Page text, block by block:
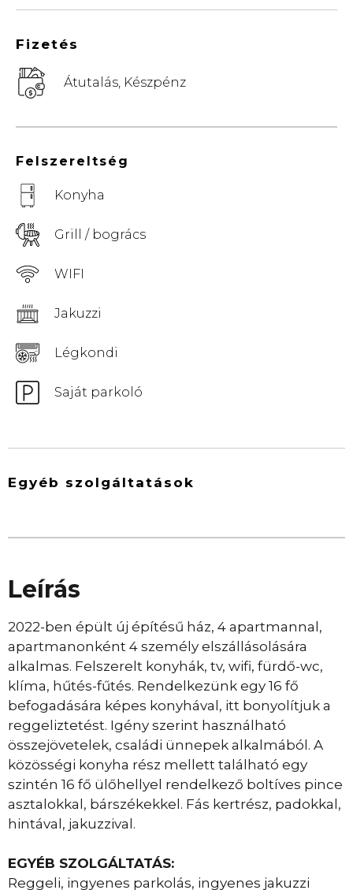
Felszereltség
Konyha
Grill / bogrács
WIFI
Jakuzzi
Légkondi
Saját parkoló
Fizetés
Átutalás, Készpénz
Egyéb szolgáltatások
Leírás
2022-ben épült új építésű ház, 4 apartmannal,
apartmanonként 4 személy elszállásolására
alkalmas. Felszerelt konyhák, tv, wifi, fürdő-wc,
klíma, hűtés-fűtés. Rendelkezünk egy 16 fő
befogadására képes konyhával, itt bonyolítjuk a
reggeliztetést. Igény szerint használható
összejövetelek, családi ünnepek alkalmából. A
közösségi konyha rész mellett található egy
szintén 16 fő ülőhellyel rendelkező boltíves pince
asztalokkal, bárszékekkel. Fás kertrész, padokkal,
hintával, jakuzzival.
EGYÉB SZOLGÁLTATÁS:
Reggeli, ingyenes parkolás, ingyenes jakuzzi